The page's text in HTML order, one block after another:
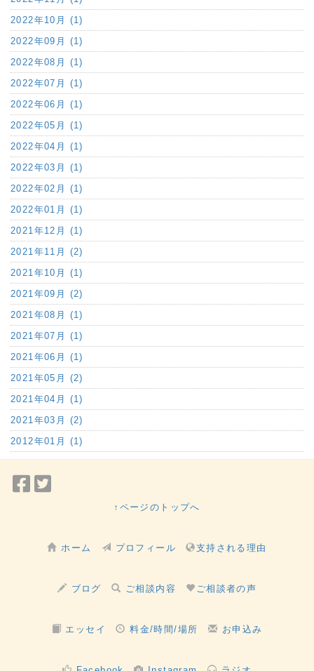
2022年10月 (1)
2022年09月 (1)
2022年08月 (1)
2022年07月 (1)
2022年06月 (1)
2022年05月 (1)
2022年04月 (1)
2022年03月 (1)
2022年02月 (1)
2022年01月 (1)
2021年12月 (1)
2021年11月 (2)
2021年10月 (1)
2021年09月 (2)
2021年08月 (1)
2021年07月 (1)
2021年06月 (1)
2021年05月 (2)
2021年04月 (1)
2021年03月 (2)
2012年01月 (1)
Facebook
ェ
↑ページのトップへ
ホーム プロフィール 支持される理由
ブログ ご相談内容 ご相談者の声
エッセイ 料金/時間/場所 お申込み